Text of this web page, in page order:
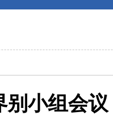
别小组会议